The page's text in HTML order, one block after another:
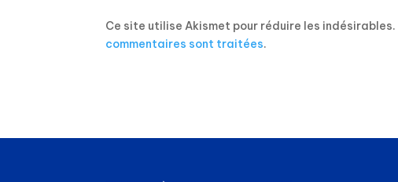
Ce site utilise Akismet pour réduire les indésirables.
commentaires sont traitées.